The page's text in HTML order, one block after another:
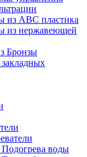
из ABC пластика
из нержавеющей
Бронзы
Подогрева воды